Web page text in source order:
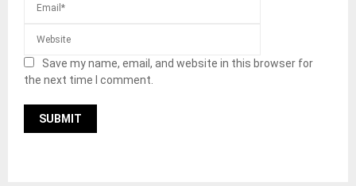
Save my name, email, and website in this browser for
the next time I comment.